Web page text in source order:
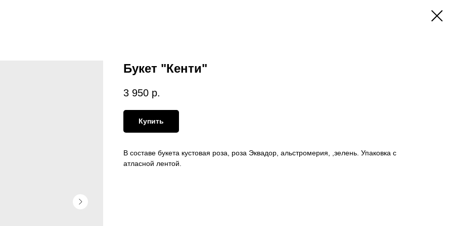
Букет "Кенти"
3 950 р.
Купить
В составе букета кустовая роза, роза Эквадор, альстромерия, ,зелень. Упаковка с
атласной лентой.